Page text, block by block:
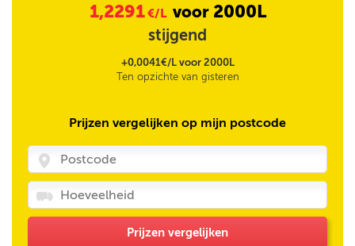
1,2291€/L voor 2000L
stijgend
+0,0041€/L voor 2000L
Ten opzichte van gisteren
Prijzen vergelijken op mijn postcode
Prijzen vergelijken